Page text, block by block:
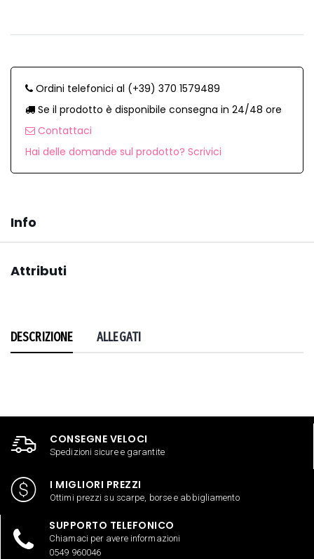
Ordini telefonici al (+39) 370 1579489
Se il prodotto è disponibile consegna in 24/48 ore
Contattaci
Hai delle domande sul prodotto? Scrivici
Info
Attributi
DESCRIZIONE ALLEGATI
CONSEGNE VELOCI
Spedizioni sicure e garantite
I MIGLIORI PREZZI
Ottimi prezzi su scarpe, borse e abbigliamento
SUPPORTO TELEFONICO
Chiamaci per avere informazioni
0549 960046